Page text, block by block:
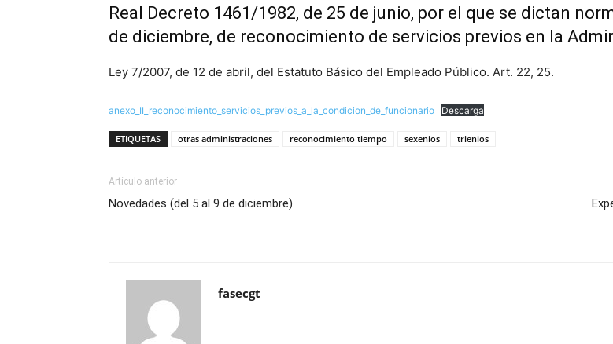
Real Decreto 1461/1982, de 25 de junio, por el que se dictan
de diciembre, de reconocimiento de servicios previos en la
Ley 7/2007, de 12 de abril, del Estatuto Básico del Empleado Público. Art. 22, 25.
anexo_II_reconocimiento_servicios_previos_a_la_condicion_de_funcionario Descarga
ETIQUETAS otras administraciones reconocimiento tiempo sexenios trienios
Artículo anterior
Novedades (del 5 al 9 de diciembre)
fasecgt